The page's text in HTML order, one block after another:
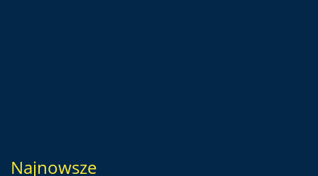
Najnowsze